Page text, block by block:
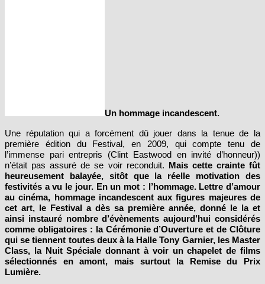
Une réputation qui a forcément dû jouer dans la tenue de la
première édition du Festival, en 2009, qui compte tenu de
l’immense pari entrepris (Clint Eastwood en invité d’honneur))
n’était pas assuré de se voir reconduit.Mais cette crainte fût
heureusement balayée, sitôt que la réelle motivation des
festivités a vu le jour. En un mot : l’hommage. Lettre d’amour
au cinéma, hommage incandescent aux figures majeures de
cet art, le Festival a dès sa première année, donné le la et
ainsi instauré nombre d’évènements aujourd’hui considérés
comme obligatoires : la Cérémonie d’Ouverture et de Clôture
qui se tiennent toutes deux à la Halle Tony Garnier, les Master
Class, la Nuit Spéciale donnant à voir un chapelet de films
sélectionnés en amont, mais surtout la Remise du Prix
Lumière.